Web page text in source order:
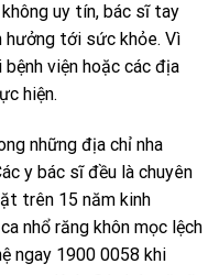
uy tín, bác sĩ tay
hưởng tới sức khỏe. Vì
viện hoặc các địa
hiện.
những địa chỉ nha
y bác sĩ đều là chuyên
trên 15 năm kinh
nhổ răng khôn mọc lệch
ngay 1900 0058 khi